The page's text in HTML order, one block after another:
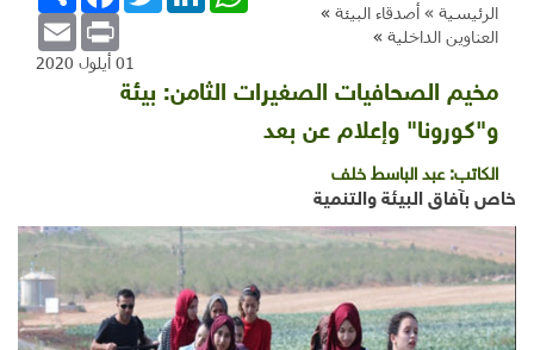
الرئيسية » أصدقاء البيئة »
العناوين الداخلية »
Email Print
01 أيلول 2020
مخيم الصحافيات الصغيرات الثامن: بيئة
و"كورونا" وإعلام عن بعد
الكاتب:عبد الباسط خلف
خاص بآفاق البيئة والتنمية